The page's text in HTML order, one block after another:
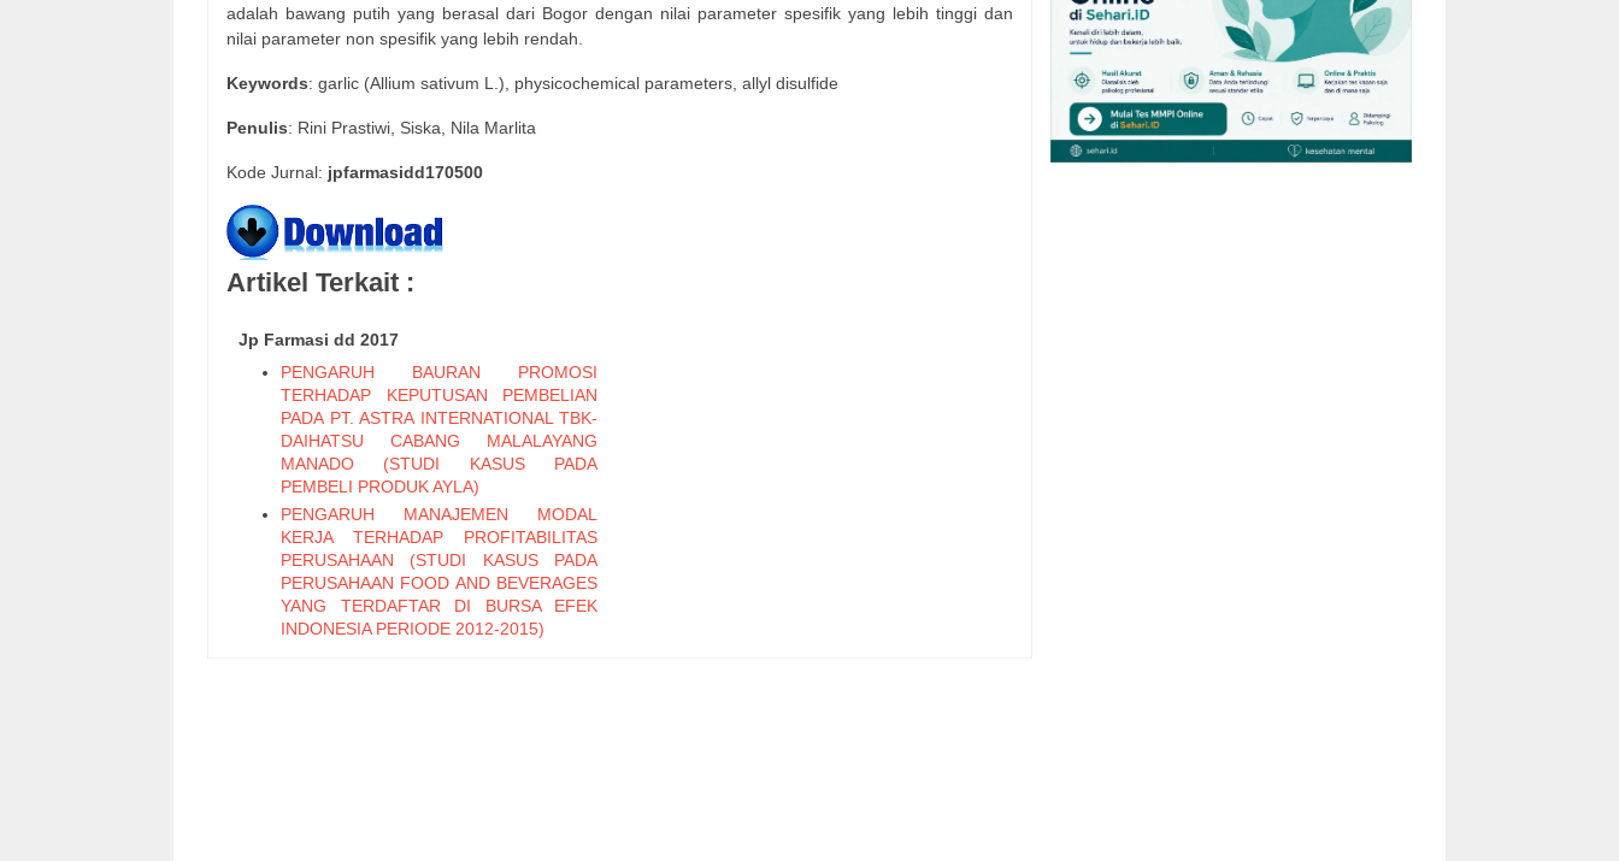
adalah bawang putih yang berasal dari Bogor dengan nilai parameter spesifik yang lebih tinggi dan
nilai parameter non spesifik yang lebih rendah.
Keywords: garlic (Allium sativum L.), physicochemical parameters, allyl disulfide
Penulis: Rini Prastiwi, Siska, Nila Marlita
Kode Jurnal: jpfarmasidd170500
Artikel Terkait :
Jp Farmasi dd 2017
PENGARUH BAURAN PROMOSI
TERHADAP KEPUTUSAN PEMBELIAN
PADA PT. ASTRA INTERNATIONAL TBK-
DAIHATSU CABANG MALALAYANG
MANADO (STUDI KASUS PADA
PEMBELI PRODUK AYLA)
PENGARUH MANAJEMEN MODAL
KERJA TERHADAP PROFITABILITAS
PERUSAHAAN (STUDI KASUS PADA
PERUSAHAAN FOOD AND BEVERAGES
YANG TERDAFTAR DI BURSA EFEK
INDONESIA PERIODE 2012-2015)